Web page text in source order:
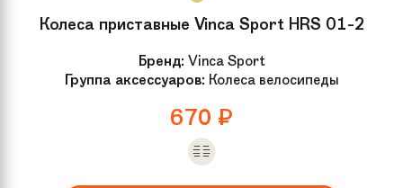
Колеса приставные Vinca Sport HRS 01-2
Бренд: Vinca Sport
Группа аксессуаров: Колеса велосипеды
670 ₽